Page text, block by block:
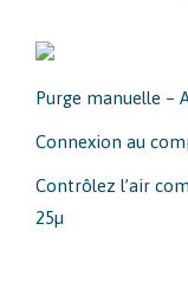
Purge manuelle –
Connexion au
Contrôlez l’air
25µ